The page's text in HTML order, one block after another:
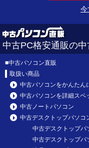
今
中古PC格安通販の
■中古パソコン直販
取扱い商品
中古パソコンをかんたん
中古パソコンを詳細スペ
中古ノートパソコン
中古デスクトップパソコ
中古デスクトップパ
中古デスクトップパ